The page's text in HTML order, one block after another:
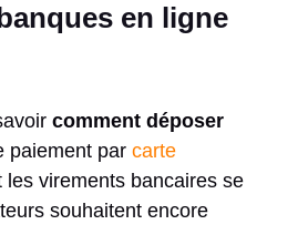
en ligne
comment déposer
paiement par carte
les virements bancaires se
souhaitent encore